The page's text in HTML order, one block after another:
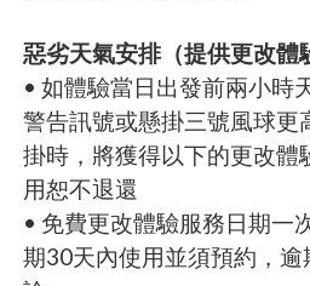
惡劣天氣安排（提供更改體
• 如體驗當日出發前兩小時
警告訊號或懸掛三號風球更
掛時，將獲得以下的更改體
用恕不退還
• 免費更改體驗服務日期一
期30天內使用並須預約，